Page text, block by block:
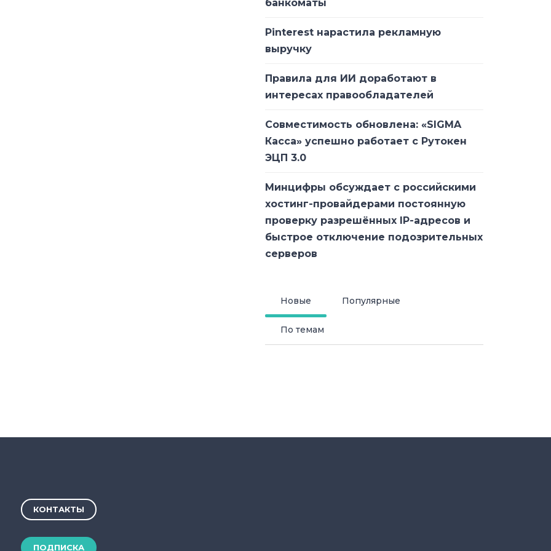
банкоматы
Pinterest нарастила рекламную
выручку
Правила для ИИ доработают в
интересах правообладателей
Совместимость обновлена: «SIGMA
Касса» успешно работает с Рутокен
ЭЦП 3.0
Минцифры обсуждает с российскими
хостинг-провайдерами постоянную
проверку разрешённых IP-адресов и
быстрое отключение подозрительных
серверов
Новые Популярные
По темам
КОНТАКТЫ
ПОДПИСКА